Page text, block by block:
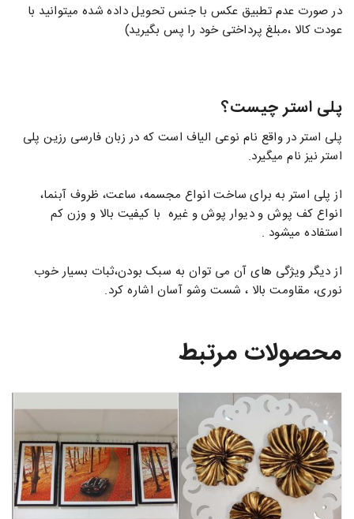
در صورت عدم تطبیق عکس با جنس تحویل داده شده میتوانید با
عودت کالا ،مبلغ پرداختی خود را پس بگیرید)
پلی استر چیست؟
پلی استر در واقع نام نوعی الیاف است که در زبان فارسی رزین پلی
استر نیز نام میگیرد.
از پلی استر به برای ساخت انواع مجسمه، ساعت، ظروف آبنما،
انواع کف پوش و دیوار پوش و غیره با کیفیت بالا و وزن کم
استفاده میشود .
از دیگر ویژگی های آن می توان به سبک بودن،ثبات بسیار خوب
نوری، مقاومت بالا ، شست وشو آسان اشاره کرد.
محصولات مرتبط